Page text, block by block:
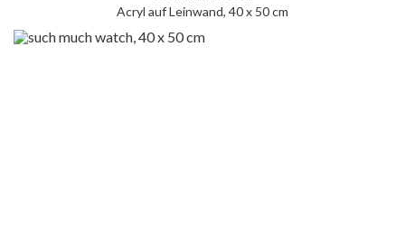
Acryl auf Leinwand, 40 x 50 cm